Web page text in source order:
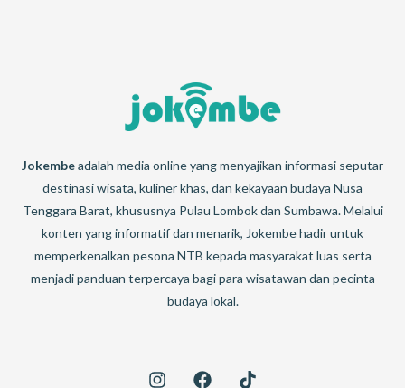
Jokembeadalah media online yang menyajikan informasi seputar
destinasi wisata, kuliner khas, dan kekayaan budaya Nusa
Tenggara Barat, khususnya Pulau Lombok dan Sumbawa. Melalui
konten yang informatif dan menarik, Jokembe hadir untuk
memperkenalkan pesona NTB kepada masyarakat luas serta
menjadi panduan terpercaya bagi para wisatawan dan pecinta
budaya lokal.